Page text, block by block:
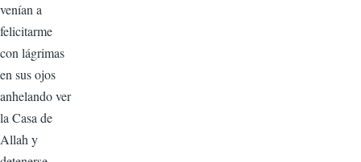
venían a
felicitarme
con lágrimas
en sus ojos
anhelando ver
la Casa de
Allah y